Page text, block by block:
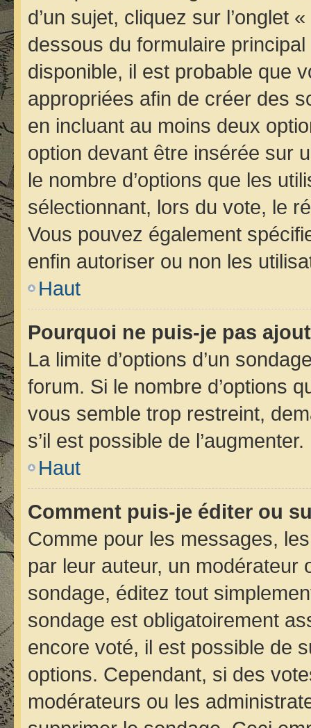
d’un sujet, cliquez sur l’onglet
dessous du formulaire
disponible, il est probable que
appropriées afin de créer des
en incluant au moins deux
option devant être insérée sur
le nombre d’options que les
sélectionnant, lors du vote, le
Vous pouvez également
enfin autoriser ou non les
Haut
Pourquoi ne puis-je pas
La limite d’options d’un
forum. Si le nombre d’options
vous semble trop restreint,
s’il est possible de l’augmenter.
Haut
Comment puis-je éditer ou
Comme pour les messages,
par leur auteur, un modérateur
sondage, éditez tout
sondage est obligatoirement
encore voté, il est possible de
options. Cependant, si des
modérateurs ou les